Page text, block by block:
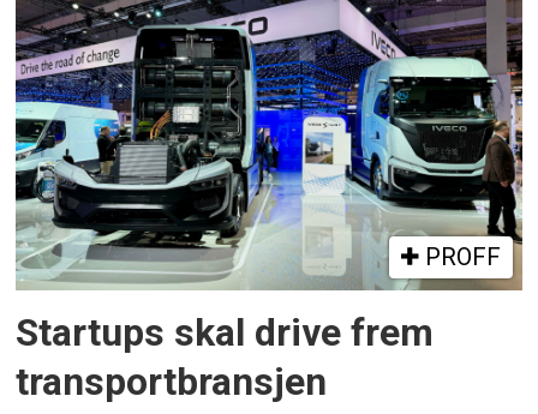
PROFF
Startups skal drive frem
transportbransjen